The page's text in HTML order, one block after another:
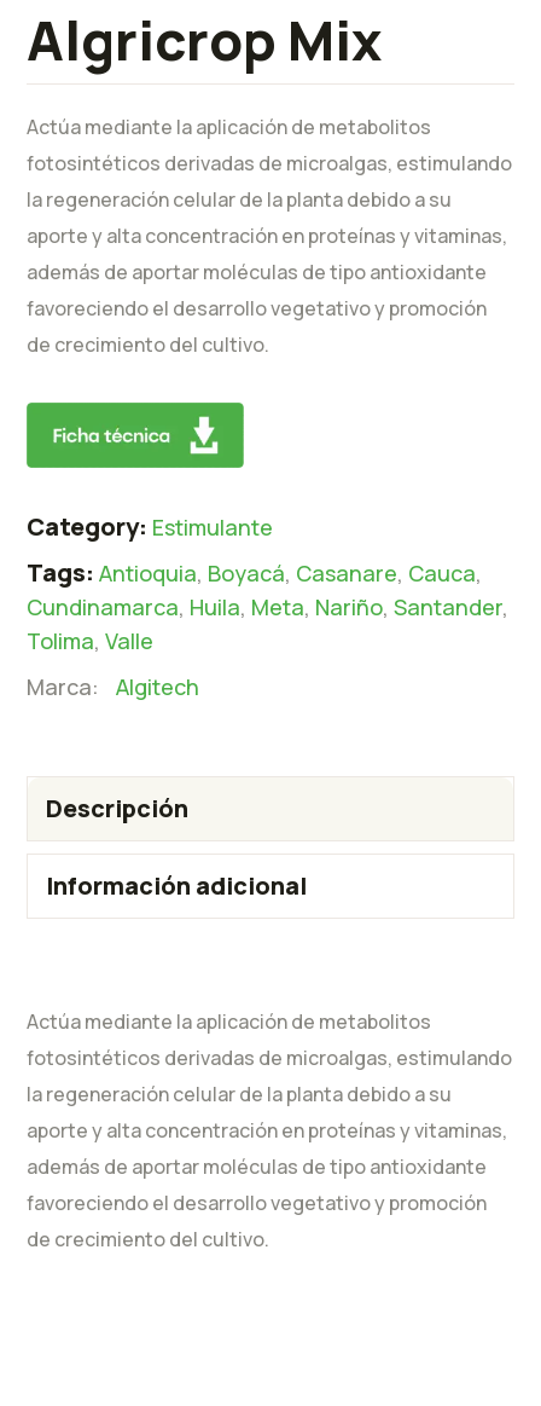
Algricrop Mix
Actúa mediante la aplicación de metabolitos
fotosintéticos derivadas de microalgas, estimulando
la regeneración celular de la planta debido a su
aporte y alta concentración en proteínas y vitaminas,
además de aportar moléculas de tipo antioxidante
favoreciendo el desarrollo vegetativo y promoción
de crecimiento del cultivo.
Category: Estimulante
Tags: Antioquia, Boyacá, Casanare, Cauca,
Cundinamarca, Huila, Meta, Nariño,Santander,
Tolima,Valle
Marca:
Algitech
Descripción
Información adicional
Actúa mediante la aplicación de metabolitos
fotosintéticos derivadas de microalgas, estimulando
la regeneración celular de la planta debido a su
aporte y alta concentración en proteínas y vitaminas,
además de aportar moléculas de tipo antioxidante
favoreciendo el desarrollo vegetativo y promoción
de crecimiento del cultivo.